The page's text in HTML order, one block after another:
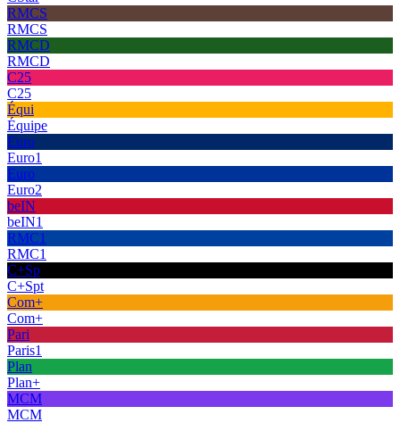
RMCS
RMCS
RMCD
RMCD
C25
C25
Équi
Équipe
Euro
Euro1
Euro
Euro2
beIN
beIN1
RMC1
RMC1
C+Sp
C+Spt
Com+
Com+
Pari
Paris1
Plan
Plan+
MCM
MCM